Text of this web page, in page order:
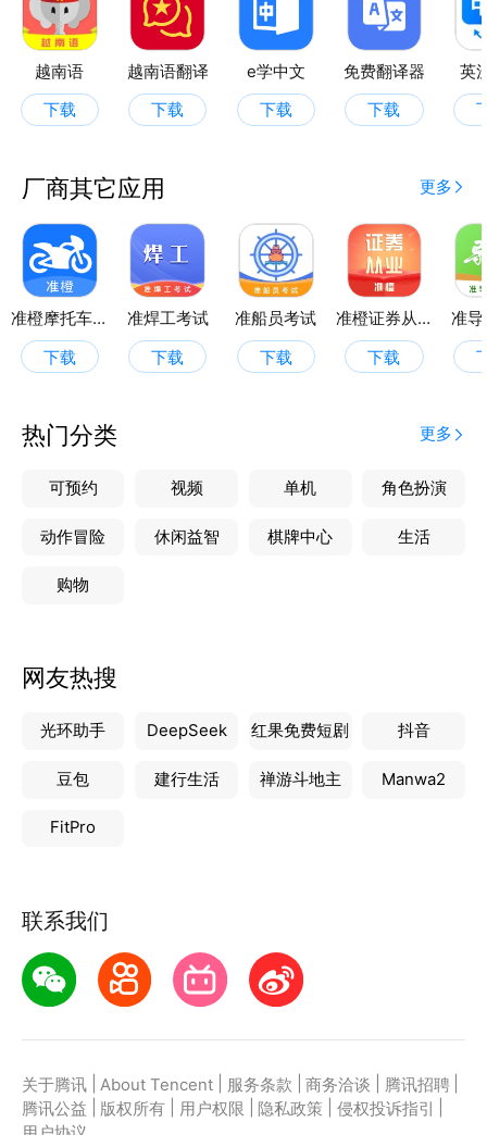
越南语
下载
越南语翻译
下载
e学中文
下载
免费翻译器
下载
英
厂商其它应用 更多
准橙摩托车考试
下载
准焊工考试
下载
准船员考试
下载
准橙证券从业考试通
下载
准
热门分类 更多
可预约 视频 单机 角色扮演
动作冒险 休闲益智 棋牌中心 生活
购物
网友热搜
光环助手 DeepSeek 红果免费短剧 抖音
豆包 建行生活 禅游斗地主 Manwa2
FitPro
联系我们
关于腾讯 About Tencent 服务条款 商务洽谈 腾讯招聘
腾讯公益
版权所有 用户权限 隐私政策 侵权投诉指引